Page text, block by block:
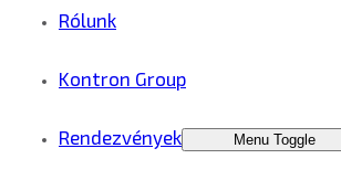
Rólunk
Kontron Group
Rendezvények Menu Toggle